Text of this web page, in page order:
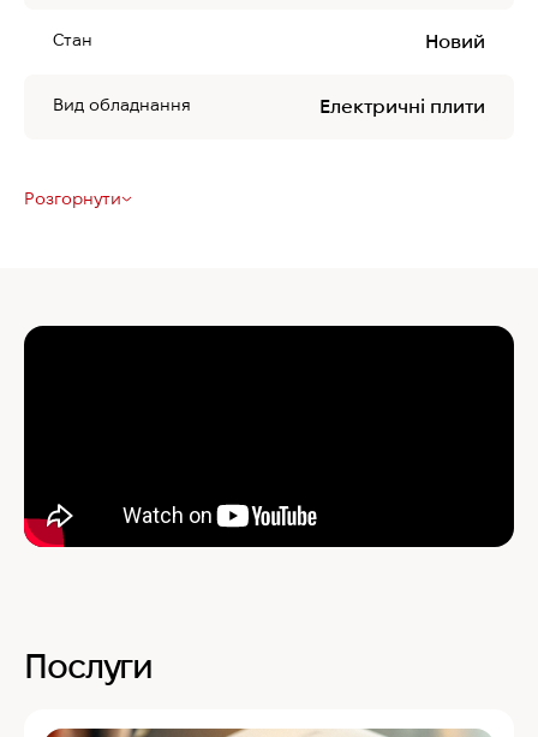
Стан Новий
Вид обладнання Електричні плити
Розгорнути
Послуги